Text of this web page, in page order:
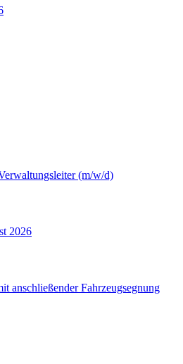
(m/w/d)
2026
anschließender Fahrzeugsegnung